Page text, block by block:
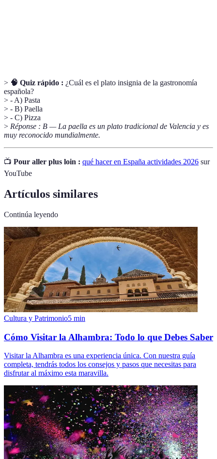
> 🧠 Quiz rápido : ¿Cuál es el plato insignia de la gastronomía
española?
> - A) Pasta
> - B) Paella
> - C) Pizza
> Réponse : B — La paella es un plato tradicional de Valencia y es
muy reconocido mundialmente.
📺 Pour aller plus loin : qué hacer en España actividades 2026 sur
YouTube
Artículos similares
Continúa leyendo
Cultura y Patrimonio5 min
Cómo Visitar la Alhambra: Todo lo que Debes Saber
Visitar la Alhambra es una experiencia única. Con nuestra guía
completa, tendrás todos los consejos y pasos que necesitas para
disfrutar al máximo esta maravilla.